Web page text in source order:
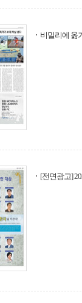
비밀리에 옮
[전면광고]